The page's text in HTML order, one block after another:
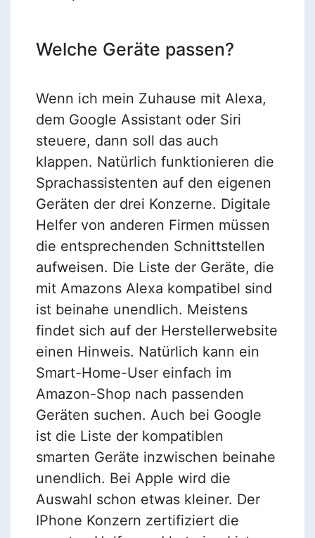
Welche Geräte passen?
Wenn ich mein Zuhause mit Alexa,
dem Google Assistant oder Siri
steuere, dann soll das auch
klappen. Natürlich funktionieren die
Sprachassistenten auf den eigenen
Geräten der drei Konzerne. Digitale
Helfer von anderen Firmen müssen
die entsprechenden Schnittstellen
aufweisen. Die Liste der Geräte, die
mit Amazons Alexa kompatibel sind
ist beinahe unendlich. Meistens
findet sich auf der Herstellerwebsite
einen Hinweis. Natürlich kann ein
Smart-Home-User einfach im
Amazon-Shop nach passenden
Geräten suchen. Auch bei Google
ist die Liste der kompatiblen
smarten Geräte inzwischen beinahe
unendlich. Bei Apple wird die
Auswahl schon etwas kleiner. Der
IPhone Konzern zertifiziert die